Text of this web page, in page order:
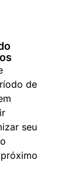
de
seu